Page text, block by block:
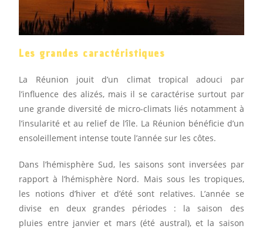
Les grandes caractéristiques
La Réunion jouit d’un climat tropical adouci par
l’influence des alizés, mais il se caractérise surtout par
une grande diversité de micro-climats liés notamment à
l’insularité et au relief de l’île. La Réunion bénéficie d’un
ensoleillement intense toute l’année sur les côtes.
Dans l’hémisphère Sud, les saisons sont inversées par
rapport à l’hémisphère Nord. Mais sous les tropiques,
les notions d’hiver et d’été sont relatives. L’année se
divise en deux grandes périodes : la saison des
pluies entre janvier et mars (été austral), et la saison